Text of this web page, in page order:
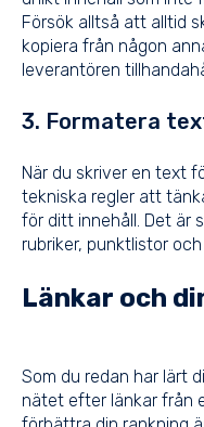
Försök alltså att alltid
kopiera från någon
leverantören
3. Formatera
När du skriver en text
tekniska regler att
för ditt innehåll. Det är
rubriker, punktlistor
Länkar och
Som du redan har lärt
nätet efter länkar från